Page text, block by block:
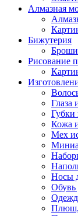
Алмазная
Бижутерия
Броши
Рисование
Глаза
Губки
Кожа
Мех
Носы
Обувь
Плюш,